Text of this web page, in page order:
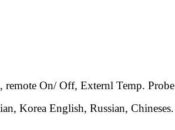
remote On/ Off, Externl Temp. Probe
Korea English, Russian, Chineses.